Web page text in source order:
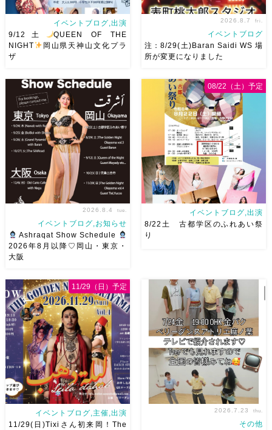
2026/9/12(土)Ricoさん主催
QUEEN OF THE NIGHT岡山
県天神山文化プラザ Guestに女
神 @mayadyorientaldance
さん
女神のオーラ浴びに行き
ましょー […]
イベントブログ,出演
9/12土
QUEEN OF THE
NIGHT
岡山県天神山文化プラ
ザ
8/29（土）Baran Saidi WSお
申し込み多数につき会場変更し
ました♡ 表町桃太郎スタジオ
岡山県岡山市 北区表町2丁目6-
64 4階 ショー会場から近いの
で、安心♡駅からもバスで天満
屋バスス […]
2026.8.7 fri.
イベントブログ
注：8/29(土)Baran Saidi WS 場
所が変更になりました
です♡皆様にお会いできますよ
うに
ご予約はメッセージく
ださい
お待ちしています
Ashraqat Show Schedule
岡山・8/22(土) […]
2026.8.4 tue.
イベントブログ,お知らせ
Ashraqat Show Schedule
2026年8月以降♡岡山・東京・
大阪
りにて踊らせていただきます♡
太鼓も叩くよー！私たちは
18:40頃から出演です屋台も出
てとても楽しいお祭りになりそ
う
私たちも踊った後は祭り
を楽しみます
遊びにいら
[…]
イベントブログ,出演
8/22土 古都学区のふれあい祭
り
08/22（土）予定
イベントブログ,主催,出演
11/29(日)Tixiさん初来岡！The
11/29（日）予定
2026.7.23 thu.
その他